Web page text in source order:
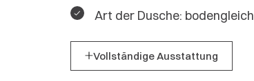
Art der Dusche: bodengleich
Vollständige Ausstattung